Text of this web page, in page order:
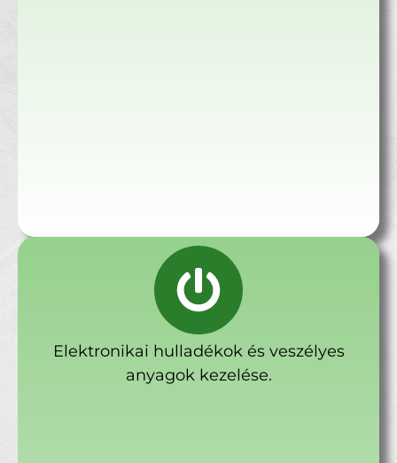
Elektronikai hulladékok és veszélyes
anyagok kezelése.